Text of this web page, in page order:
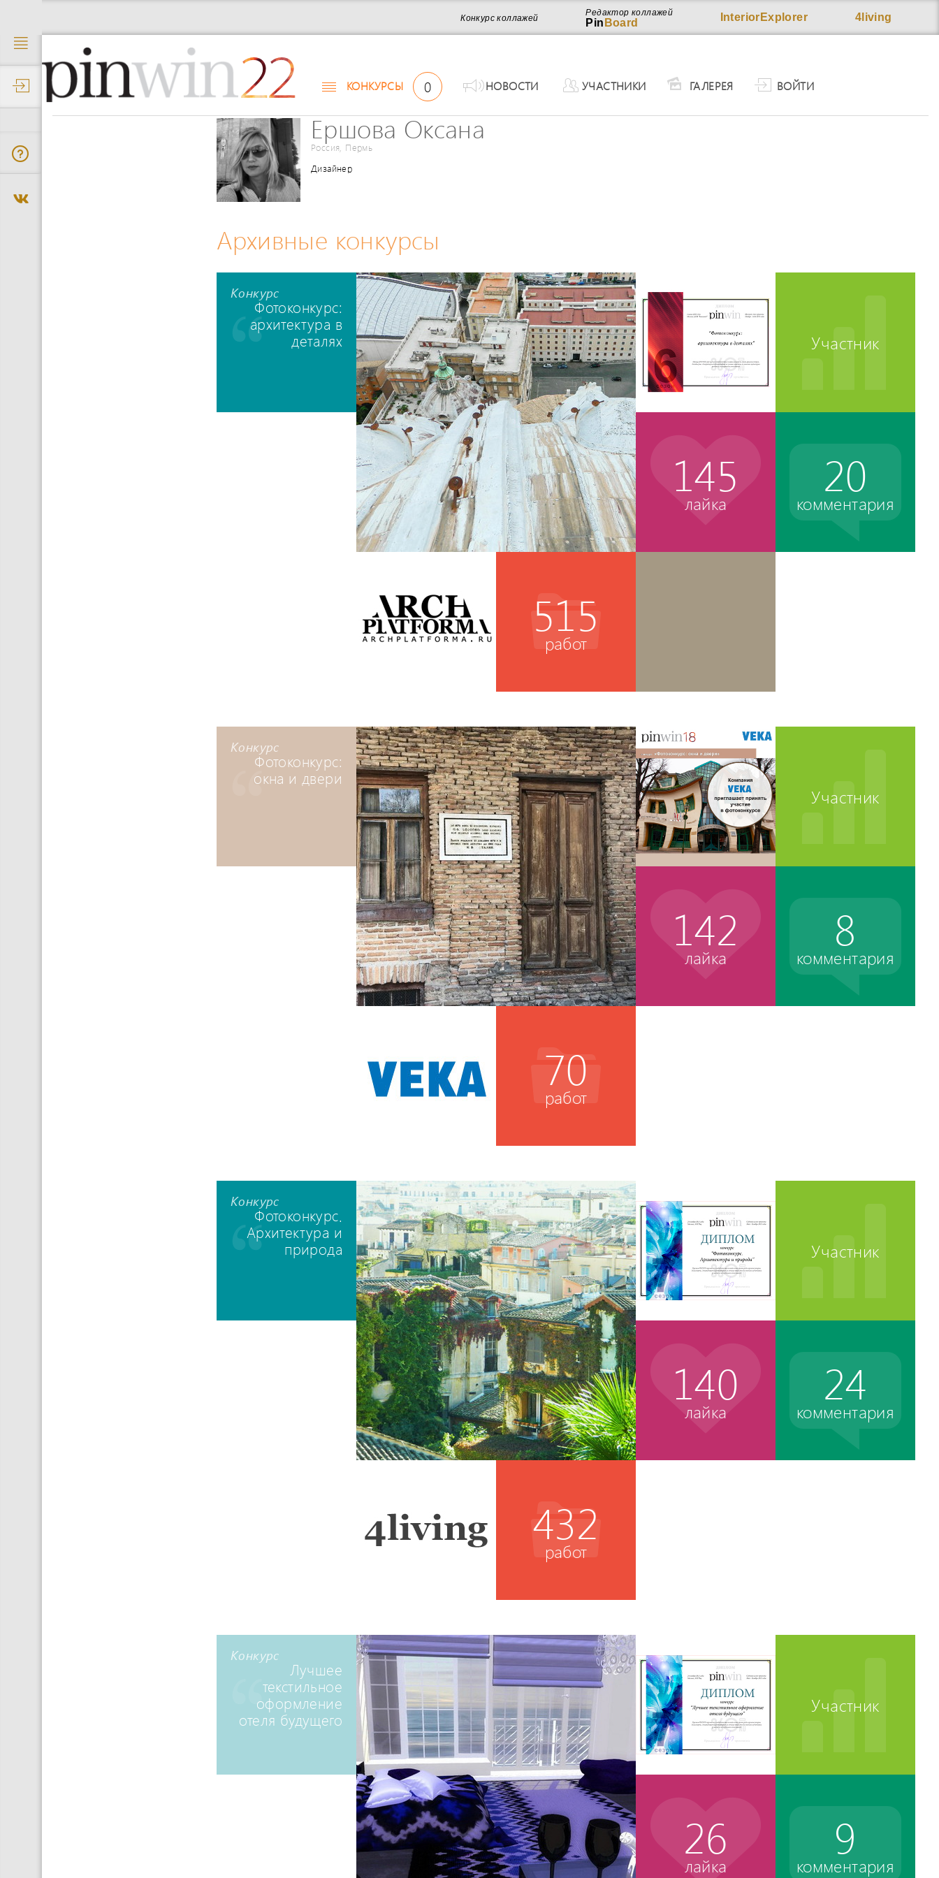
4living
InteriorExplorer
Редактор коллажей
Pin Board
Конкурс коллажей
22 КОНКУРСЫ 0 НОВОСТИ УЧАСТНИКИ ГАЛЕРЕЯ ВОЙТИ
Ершова Оксана
Россия, Пермь
Дизайнер
Архивные конкурсы
Конкурс
Фотоконкурс:
архитектура в
деталях
Участник
145
лайка
20
комментария
515
работ
Конкурс
Фотоконкурс:
окна и двери
Участник
142
лайка
8
комментария
70
работ
Конкурс
Фотоконкурс.
Архитектура и
природа
Участник
140
лайка
24
комментария
432
работ
Конкурс
Лучшее
текстильное
оформление
отеля будущего
Участник
26
лайка
9
комментария